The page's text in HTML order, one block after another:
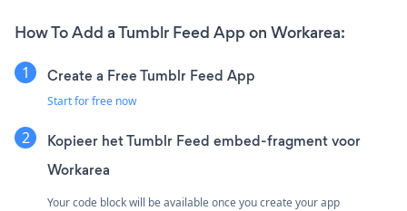
How To Add a Tumblr Feed App on Workarea:
Create a Free Tumblr Feed App
Start for free now
Kopieer het Tumblr Feed embed-fragment voor
Workarea
Your code block will be available once you create your app